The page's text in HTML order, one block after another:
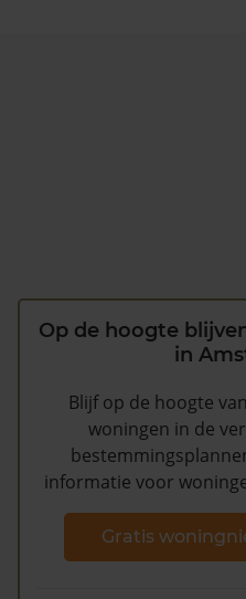
Op de hoogte
in
Blijf op de hoogte
woningen in de
informatie voor
Gratis